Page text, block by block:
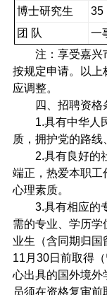
博士研究生 35
团 队
一
注：享受嘉兴
按规定申请。以上
应调整。
四、招聘资格
1.具有中华人
质，拥护党的路线
2.具有良好的
端正，热爱本职工
心理素质。
3.具有相应的
需的专业、学历学
业生（含同期归国
11 月 30日前取得
心出具的国外境外
员须在资格复审